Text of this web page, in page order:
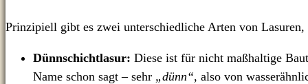
Prinzipiell gibt es zwei unterschiedliche Arten von
Dünnschichtlasur: Diese ist für nicht maßhaltige
Name schon sagt – sehr „dünn“, also von